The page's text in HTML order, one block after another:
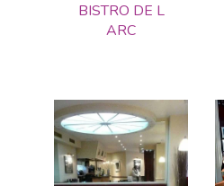
BISTRO DE L
ARC